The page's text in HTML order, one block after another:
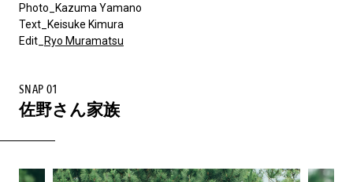
Photo_Kazuma Yamano
Text_Keisuke Kimura
Edit_ Ryo Muramatsu
SNAP 01
佐野さん家族